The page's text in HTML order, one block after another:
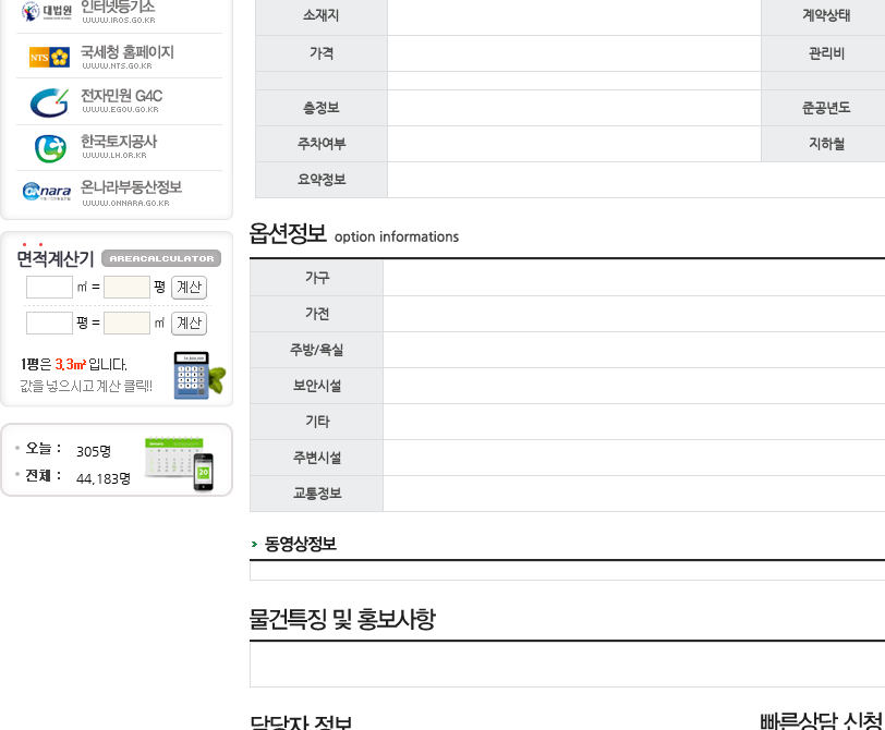
㎡ = 평
평 = ㎡
305명
44,183명
소재지 계약상태
가격 관리비
층정보 준공년도
주차여부 지하철
요약정보
가구
가전
주방/욕실
보안시설
기타
주변시설
교통정보